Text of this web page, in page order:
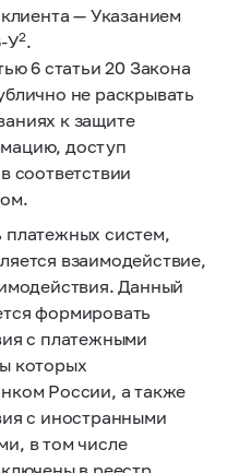
— Указанием
2.
6 статьи 20 Закона
не раскрывать
к защите
доступ
соответствии
платежных систем,
взаимодействие,
Данный
формировать
с платежными
которых
России, а также
с иностранными
в том числе